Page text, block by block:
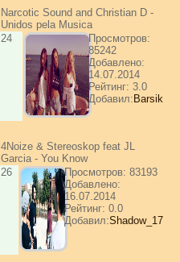
Narcotic Sound and Christian D -
Unidos pela Musica
24
Просмотров:
85242
Добавлено:
14.07.2014
Рейтинг: 3.0
Добавил: Barsik
4Noize & Stereoskop feat JL
Garcia - You Know
26
Просмотров: 83193
Добавлено:
16.07.2014
Рейтинг: 0.0
Добавил:Shadow_17